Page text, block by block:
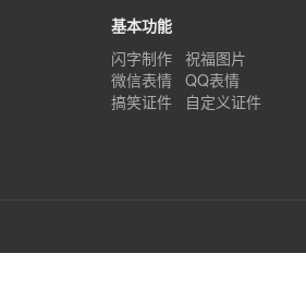
基本功能
闪字制作
祝福图片
微信表情
QQ表情
搞笑证件
自定义证件